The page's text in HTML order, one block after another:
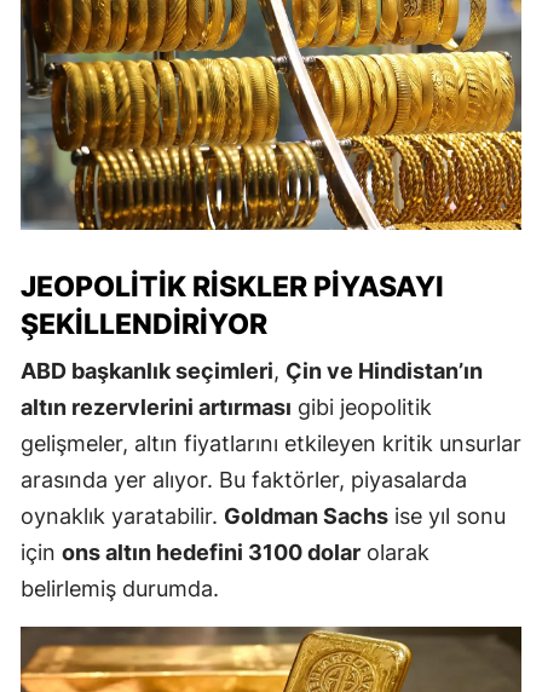
JEOPOLITIK RISKLER PIYASAYI
ŞEKILLENDIRIYOR
ABD başkanlık seçimleri, Çin ve Hindistan’ın
altın rezervlerini artırması gibi jeopolitik
gelişmeler, altın fiyatlarını etkileyen kritik unsurlar
arasında yer alıyor. Bu faktörler, piyasalarda
oynaklık yaratabilir. Goldman Sachs ise yıl sonu
için ons altın hedefini 3100 dolar olarak
belirlemiş durumda.